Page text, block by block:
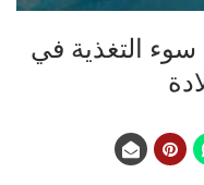
التغذية في